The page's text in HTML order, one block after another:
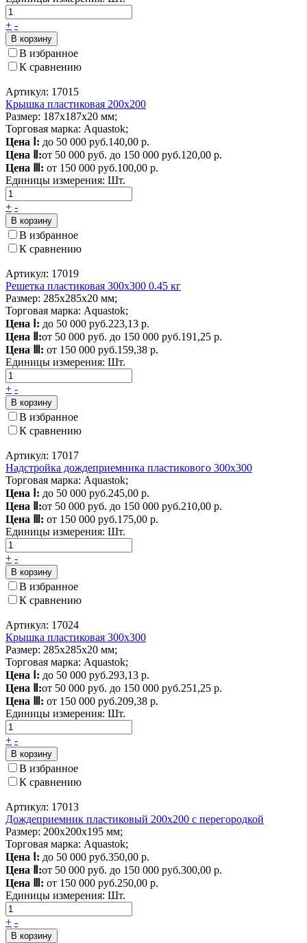
+ -
В корзину
В избранное
К сравнению
Артикул: 17015
Крышка пластиковая 200х200
Размер: 187x187x20 мм;
Торговая марка: Aquastok;
Цена Ⅰ: до 50 000 руб.140,00 р.
Цена Ⅱ:от 50 000 руб. до 150 000 руб.120,00 р.
Цена Ⅲ: от 150 000 руб.100,00 р.
Единицы измерения: Шт.
+ -
В корзину
В избранное
К сравнению
Артикул: 17019
Решетка пластиковая 300х300 0.45 кг
Размер: 285х285х20 мм;
Торговая марка: Aquastok;
Цена Ⅰ: до 50 000 руб.223,13 р.
Цена Ⅱ:от 50 000 руб. до 150 000 руб.191,25 р.
Цена Ⅲ: от 150 000 руб.159,38 р.
Единицы измерения: Шт.
+ -
В корзину
В избранное
К сравнению
Артикул: 17017
Надстройка дождеприемника пластикового 300х300
Торговая марка: Aquastok;
Цена Ⅰ: до 50 000 руб.245,00 р.
Цена Ⅱ:от 50 000 руб. до 150 000 руб.210,00 р.
Цена Ⅲ: от 150 000 руб.175,00 р.
Единицы измерения: Шт.
+ -
В корзину
В избранное
К сравнению
Артикул: 17024
Крышка пластиковая 300х300
Размер: 285х285х20 мм;
Торговая марка: Aquastok;
Цена Ⅰ: до 50 000 руб.293,13 р.
Цена Ⅱ:от 50 000 руб. до 150 000 руб.251,25 р.
Цена Ⅲ: от 150 000 руб.209,38 р.
Единицы измерения: Шт.
+ -
В корзину
В избранное
К сравнению
Артикул: 17013
Дождеприемник пластиковый 200х200 с перегородкой
Размер: 200x200x195 мм;
Торговая марка: Aquastok;
Цена Ⅰ: до 50 000 руб.350,00 р.
Цена Ⅱ:от 50 000 руб. до 150 000 руб.300,00 р.
Цена Ⅲ: от 150 000 руб.250,00 р.
Единицы измерения: Шт.
+ -
В корзину